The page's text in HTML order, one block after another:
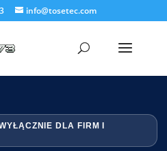
info@tosetec.com
DLA FIRM I